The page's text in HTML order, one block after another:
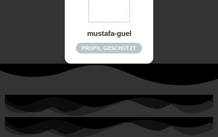
mustafa-guel
PROFIL GESCHÜTZT